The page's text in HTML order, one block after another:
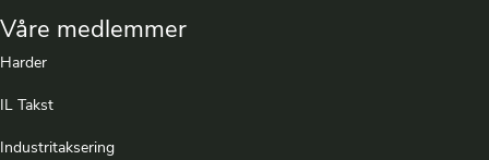
Våre medlemmer
Harder
IL Takst
Industritaksering